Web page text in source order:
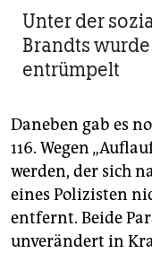
Unter der
Brandts
entrümpelt
Daneben gab es
116. Wegen
werden, der sich
eines Polizisten
entfernt. Beide
unverändert in